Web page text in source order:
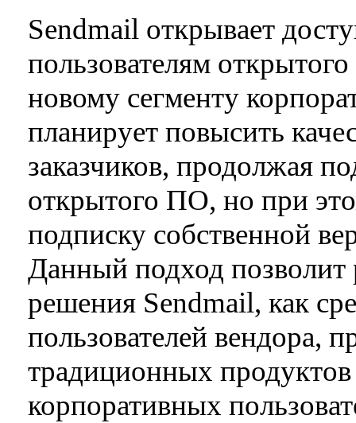
Sendmail открывает
пользователям
новому сегменту
планирует повысить
заказчиков, продолжая
открытого ПО, но при
подписку собственной
Данный подход позволит
решения Sendmail, как
пользователей вендора,
традиционных
корпоративных